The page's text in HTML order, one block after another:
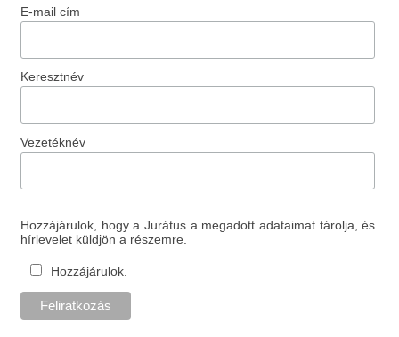
E-mail cím
Keresztnév
Vezetéknév
Hozzájárulok, hogy a Jurátus a megadott adataimat tárolja, és
hírlevelet küldjön a részemre.
Hozzájárulok.